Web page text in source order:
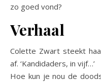
zo goed vond?
Verhaal
Colette Zwart steekt
af. ‘Kandidaders, in vijf…’
Hoe kun je nou de